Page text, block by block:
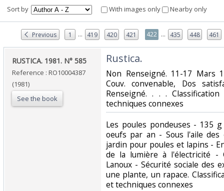
Sort by With images only Nearby only
Previous 1 ... 419 420 421 422 ... 435 448 461
‎RUSTICA. 1981. N° 585‎
Reference : RO10004387
(1981)
See the book
‎Rustica.‎
‎Non Renseigné. 11-17 Mars
Couv. convenable, Dos
Renseigné. . . .
techniques connexes‎
‎Les poules pondeuses - 135
oeufs par an - Sous l'aile des
jardin pour poules et lapins -
de la lumière à l'électricité -
Lanoux - Sécurité sociale des
une plante, un rapace.
et techniques connexes‎